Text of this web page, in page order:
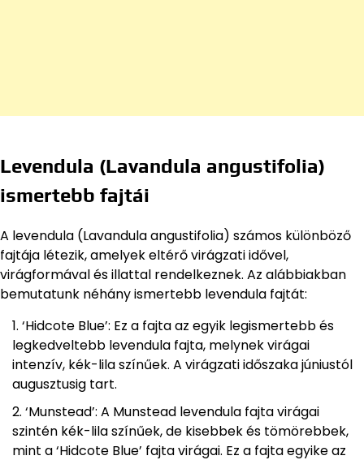
Levendula (Lavandula angustifolia)
ismertebb fajtái
A levendula (Lavandula angustifolia) számos különböző
fajtája létezik, amelyek eltérő virágzati idővel,
virágformával és illattal rendelkeznek. Az alábbiakban
bemutatunk néhány ismertebb levendula fajtát:
‘Hidcote Blue’: Ez a fajta az egyik legismertebb és
legkedveltebb levendula fajta, melynek virágai
intenzív, kék-lila színűek. A virágzati időszaka júniustól
augusztusig tart.
‘Munstead’: A Munstead levendula fajta virágai
szintén kék-lila színűek, de kisebbek és tömörebbek,
mint a ‘Hidcote Blue’ fajta virágai. Ez a fajta egyike az